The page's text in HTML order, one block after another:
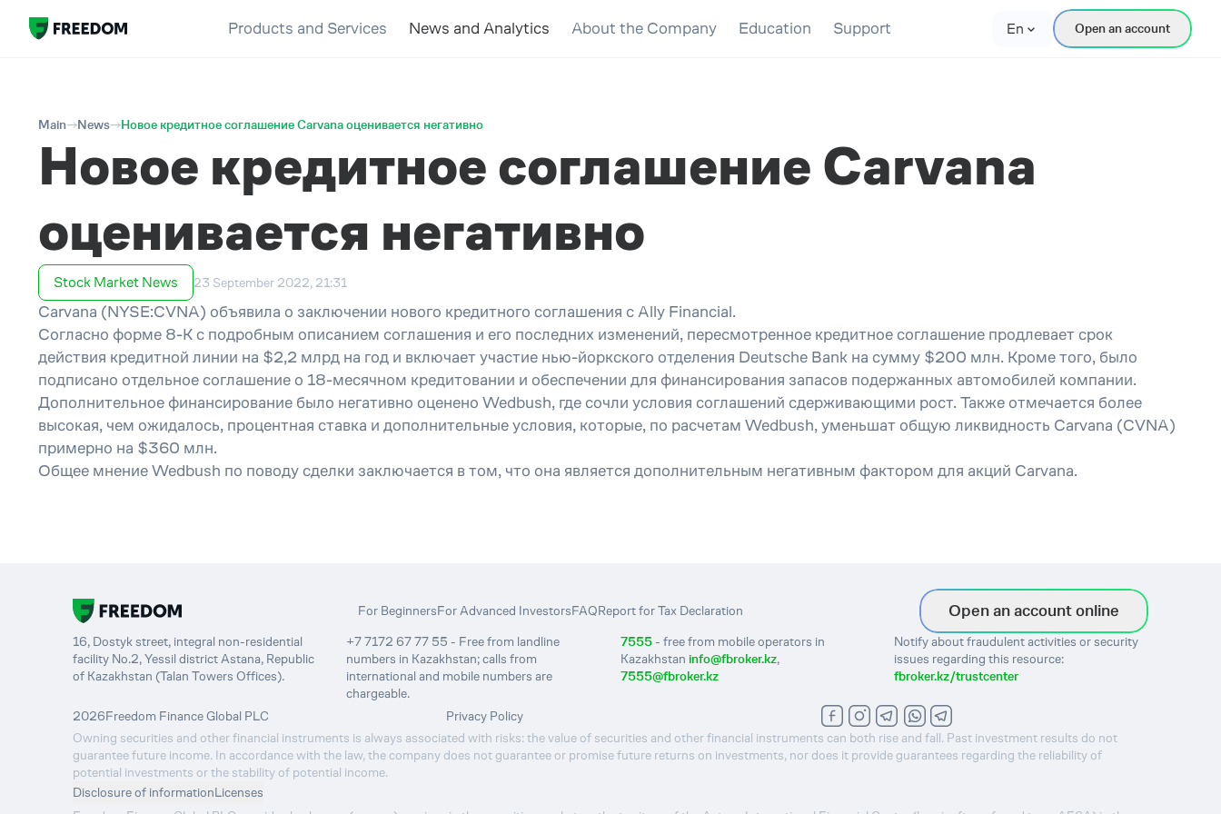
Products and Services News and Analytics About the Company Education Support En Open an account
Main News Новое кредитное соглашение Carvana оценивается негативно
Новое кредитное соглашение Carvana
оценивается негативно
Stock Market News 23 September 2022, 21:31
Carvana (NYSE:CVNA) объявила о заключении нового кредитного соглашения с Ally Financial.
Согласно форме 8-K с подробным описанием соглашения и его последних изменений, пересмотренное кредитное соглашение продлевает срок
действия кредитной линии на $2,2 млрд на год и включает участие нью-йоркского отделения Deutsche Bank на сумму $200 млн. Кроме того, было
подписано отдельное соглашение о 18-месячном кредитовании и обеспечении для финансирования запасов подержанных автомобилей компании.
Дополнительное финансирование было негативно оценено Wedbush, где сочли условия соглашений сдерживающими рост. Также отмечается более
высокая, чем ожидалось, процентная ставка и дополнительные условия, которые, по расчетам Wedbush, уменьшат общую ликвидность Carvana (CVNA)
примерно на $360 млн.
Общее мнение Wedbush по поводу сделки заключается в том, что она является дополнительным негативным фактором для акций Carvana.
For BeginnersFor Advanced InvestorsFAQReport for Tax Declaration Open an account online
16, Dostyk street, integral non-residential
facility No.2, Yessil district Astana, Republic
of Kazakhstan (Talan Towers Offices).
+7 7172 67 77 55 - Free from landline
numbers in Kazakhstan; calls from
international and mobile numbers are
chargeable.
7555- free from mobile operators in
Kazakhstan info@fbroker.kz,
7555@fbroker.kz
Notify about fraudulent activities or security
issues regarding this resource:
fbroker.kz/trustcenter
2026Freedom Finance Global PLC
Privacy Policy
Owning securities and other financial instruments is always associated with risks: the value of securities and other financial instruments can both rise and fall. Past investment results do not
guarantee future income. In accordance with the law, the company does not guarantee or promise future returns on investments, nor does it provide guarantees regarding the reliability of
potential investments or the stability of potential income.
Disclosure of informationLicenses